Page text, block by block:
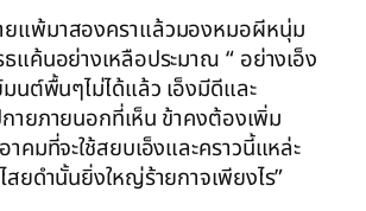
แพ้มาสองคราแล้วมองหมอผีหนุ่ม
แค้นอย่างเหลือประมาณ “ อย่างเอ็ง
มนต์พื้นๆไม่ได้แล้ว เอ็งมีดีและ
ายภายนอกที่เห็น ข้าคงต้องเพิ่ม
าคมที่จะใช้สยบเอ็งและคราวนี้แหล่ะ
ไสยดำนั้นยิ่งใหญ่ร้ายกาจเพียงไร”